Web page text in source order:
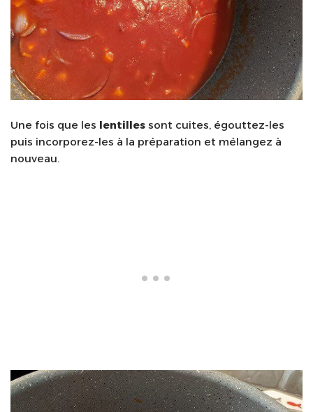
Une fois que les lentilles sont cuites, égouttez-les
puis incorporez-les à la préparation et mélangez à
nouveau.